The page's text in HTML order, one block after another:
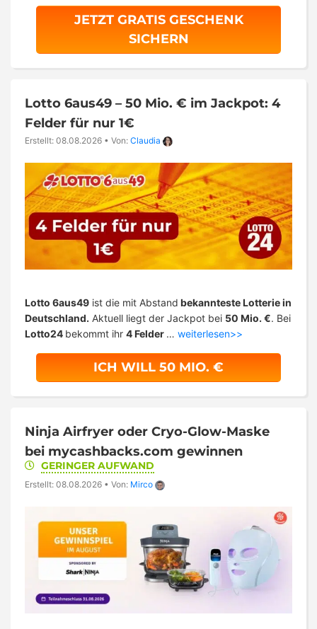
JETZT GRATIS GESCHENK
SICHERN
Lotto 6aus49 – 50 Mio. € im Jackpot: 4
Felder für nur 1€
Erstellt: 08.08.2026 • Von: Claudia
Lotto 6aus49 ist die mit Abstand bekannteste Lotterie in
Deutschland. Aktuell liegt der Jackpot bei 50 Mio. €. Bei
Lotto24 bekommt ihr 4 Felder … weiterlesen>>
ICH WILL 50 MIO. €
Ninja Airfryer oder Cryo-Glow-Maske
bei mycashbacks.com gewinnen
GERINGER AUFWAND
Erstellt: 08.08.2026 • Von: Mirco